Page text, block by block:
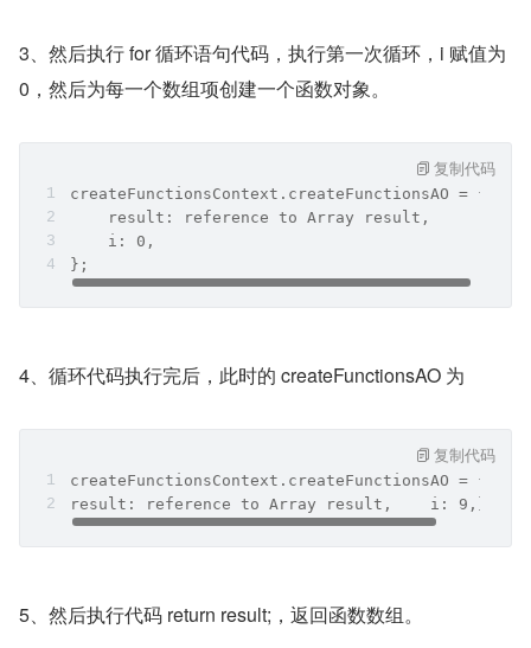
3、然后执行 for 循环语句代码，执行第一次循环，i 赋值为
0，然后为每一个数组项创建一个函数对象。
createFunctionsContext.createFunctionsAO = {
    result: reference to Array result,
    i: 0,
};
复制代码
4、循环代码执行完后，此时的 createFunctionsAO 为
createFunctionsContext.createFunctionsAO = {
result: reference to Array result,    i: 9,};
复制代码
5、然后执行代码 return result;，返回函数数组。